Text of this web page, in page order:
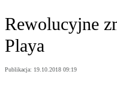
Rewolucyjne
Playa
Publikacja: 19.10.2018 09:19